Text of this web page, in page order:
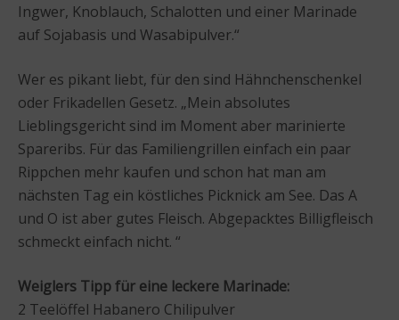
Ingwer, Knoblauch, Schalotten und einer Marinade
auf Sojabasis und Wasabipulver.“
Wer es pikant liebt, für den sind Hähnchenschenkel
oder Frikadellen Gesetz. „Mein absolutes
Lieblingsgericht sind im Moment aber marinierte
Spareribs. Für das Familiengrillen einfach ein paar
Rippchen mehr kaufen und schon hat man am
nächsten Tag ein köstliches Picknick am See. Das A
und O ist aber gutes Fleisch. Abgepacktes Billigfleisch
schmeckt einfach nicht. “
Weiglers Tipp für eine leckere Marinade:
2 Teelöffel Habanero Chilipulver